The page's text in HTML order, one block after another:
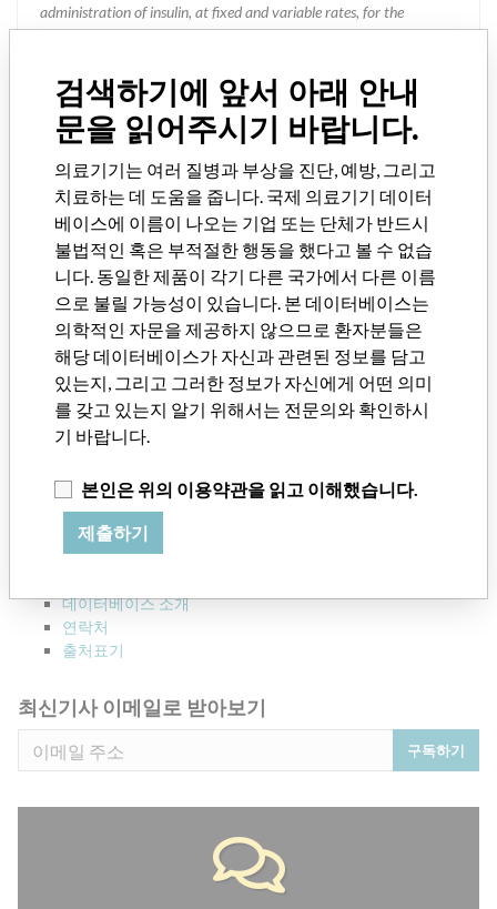
administration of insulin, at fixed and variable rates, for the
treatment of diabetes mellitus in people who need insulin. In
control of glucose levels in the fluid under the skin, as well as to
detect possible episodes of high and low glucose. When a sensor and
a transmitter are used, the pump displays continuous glucose values
from the sensor and stores these data so that they can be analyzed
in order to track the patterns and improve the treatment of
diabetes. These data can be downloaded to a PC to analyze the
historical glucose values. The continuous glucose sensor values
provided by the 640G DE MINIMED system should not be used
directly to make adjustments in therapy, but rather provide an
indication that confirmation may be necessary. by digital puncture.
All therapy settings should be based on the measurements obtained
with a blood glucose monitor and not with the value shown by the
pump.
데이터베이스 소개
의료기기와 관련된 120,000 건의 리콜, 안전성 경고 및 현장 안전성
서한 및 제조업체와의 관계를 살펴보세요.
데이터베이스 소개
연락처
출처표기
최신기사 이메일로 받아보기
구독하기
검색하기에 앞서 아래 안내
문을 읽어주시기 바랍니다.
의료기기는 여러 질병과 부상을 진단, 예방, 그리고
치료하는 데 도움을 줍니다. 국제 의료기기 데이터
베이스에 이름이 나오는 기업 또는 단체가 반드시
불법적인 혹은 부적절한 행동을 했다고 볼 수 없습
니다. 동일한 제품이 각기 다른 국가에서 다른 이름
으로 불릴 가능성이 있습니다. 본 데이터베이스는
의학적인 자문을 제공하지 않으므로 환자분들은
해당 데이터베이스가 자신과 관련된 정보를 담고
있는지, 그리고 그러한 정보가 자신에게 어떤 의미
를 갖고 있는지 알기 위해서는 전문의와 확인하시
기 바랍니다.
본인은 위의 이용약관을 읽고 이해했습니다.
제출하기